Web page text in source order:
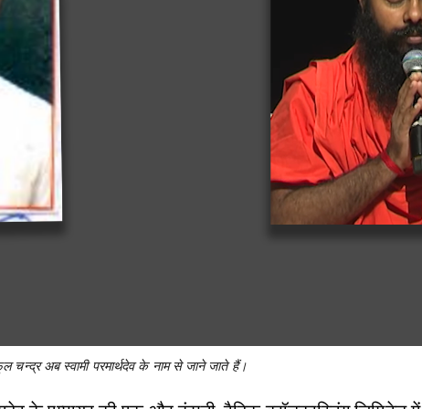
चन्द्र अब स्वामी परमार्थदेव के नाम से जाने जाते हैं।